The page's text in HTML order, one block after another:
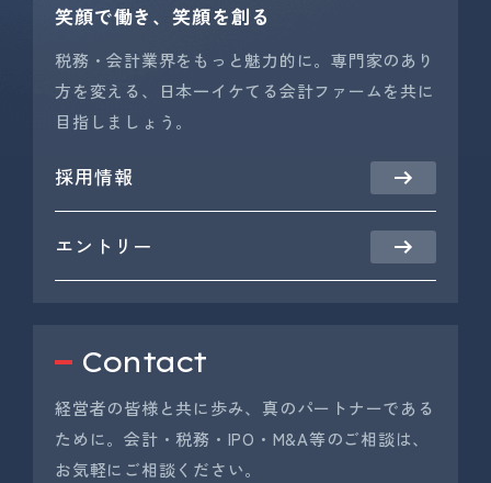
笑顔で働き、笑顔を創る
税務・会計業界をもっと魅力的に。専門家のあり
方を変える、日本一イケてる会計ファームを共に
目指しましょう。
採用情報
エントリー
Contact
経営者の皆様と共に歩み、真のパートナーである
ために。会計・税務・IPO・M&A等のご相談は、
お気軽にご相談ください。